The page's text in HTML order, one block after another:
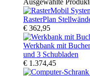
Ausgewählte
RasterPlan
€ 362,95
Werkbank mit
und 3 Schubladen
€ 1.374,45